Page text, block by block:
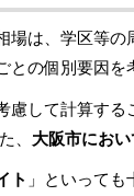
場は、学区等
の個別要因を
慮して計算する
、 大阪市にお
ト 」といって